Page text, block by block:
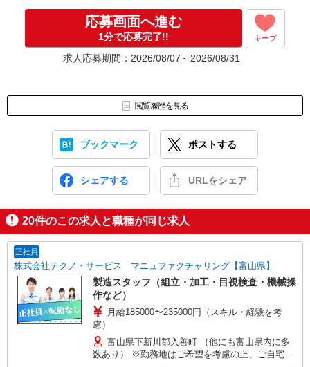
応募⇒最短で2日後からの勤務も可能です！
応募画面へ進む
1分で応募完了!! キープ
求人応募期間：2026/08/07～2026/08/31
閲覧履歴を見る
ブックマーク ポストする
シェアする URLをシェア
20件のこの求人と職種が同じ求人
正社員
株式会社テクノ・サービス マニュファクチャリング【富山県】
製造スタッフ（組立・加工・目視検査・機械操
作など）
月給185000〜235000円（スキル・経験を考
慮）
富山県下新川郡入善町 （他にも富山県内に多
数あり） ※勤務地はご希望を考慮の上、ご自宅を